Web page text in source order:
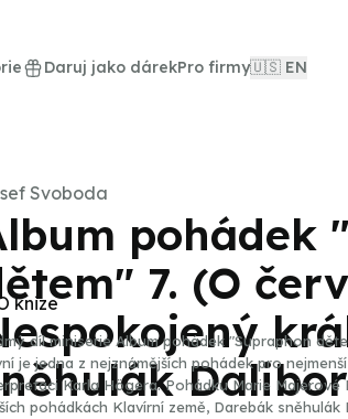
Daruj jako dárekPro firmy🇺🇸 EN
Svoboda
pohádek
7. (O
knize
díl miniserie Album pohádek "Supraphon
je jedna z nejznámějších pohádek pro
Karla Högera. Pohádku Marie
pohádkách Klavírní země, Darebák